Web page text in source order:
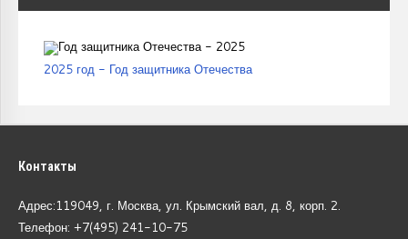
2025 год - Год защитника Отечества
Контакты
Адрес:119049, г. Москва, ул. Крымский вал, д. 8, корп. 2.
Телефон: +7(495) 241-10-75